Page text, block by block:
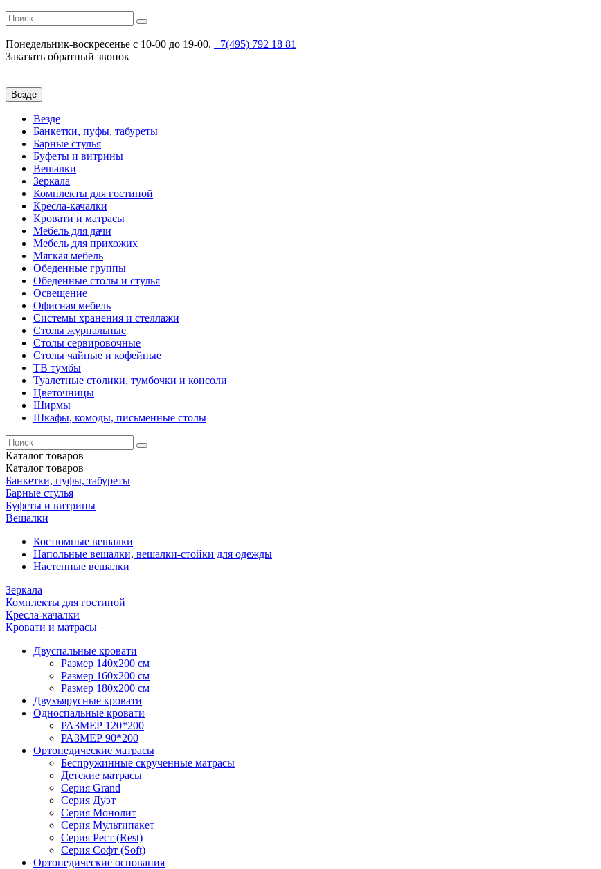
Понедельник-воскресенье c 10-00 до 19-00. +7(495) 792 18 81
Заказать обратный звонок
Везде
Везде
Банкетки, пуфы, табуреты
Барные стулья
Буфеты и витрины
Вешалки
Зеркала
Комплекты для гостиной
Кресла-качалки
Кровати и матрасы
Мебель для дачи
Мебель для прихожих
Мягкая мебель
Обеденные группы
Обеденные столы и стулья
Освещение
Офисная мебель
Системы хранения и стеллажи
Столы журнальные
Столы сервировочные
Столы чайные и кофейные
ТВ тумбы
Туалетные столики, тумбочки и консоли
Цветочницы
Ширмы
Шкафы, комоды, письменные столы
Каталог товаров
Каталог товаров
Банкетки, пуфы, табуреты
Барные стулья
Буфеты и витрины
Вешалки
Костюмные вешалки
Напольные вешалки, вешалки-стойки для одежды
Настенные вешалки
Зеркала
Комплекты для гостиной
Кресла-качалки
Кровати и матрасы
Двуспальные кровати
Размер 140х200 см
Размер 160х200 см
Размер 180х200 см
Двухъярусные кровати
Односпальные кровати
РАЗМЕР 120*200
РАЗМЕР 90*200
Ортопедические матрасы
Беспружинные скрученные матрасы
Детские матрасы
Серия Grand
Серия Дуэт
Серия Монолит
Серия Мультипакет
Серия Рест (Rest)
Серия Софт (Soft)
Ортопедические основания